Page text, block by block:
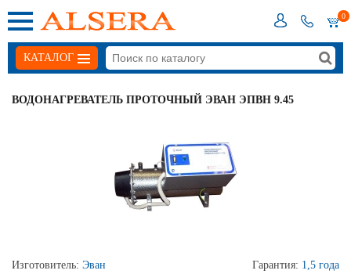
0
КАТАЛОГ
ВОДОНАГРЕВАТЕЛЬ ПРОТОЧНЫЙ ЭВАН ЭПВН 9.45
Изготовитель: Эван Гарантия: 1,5 года